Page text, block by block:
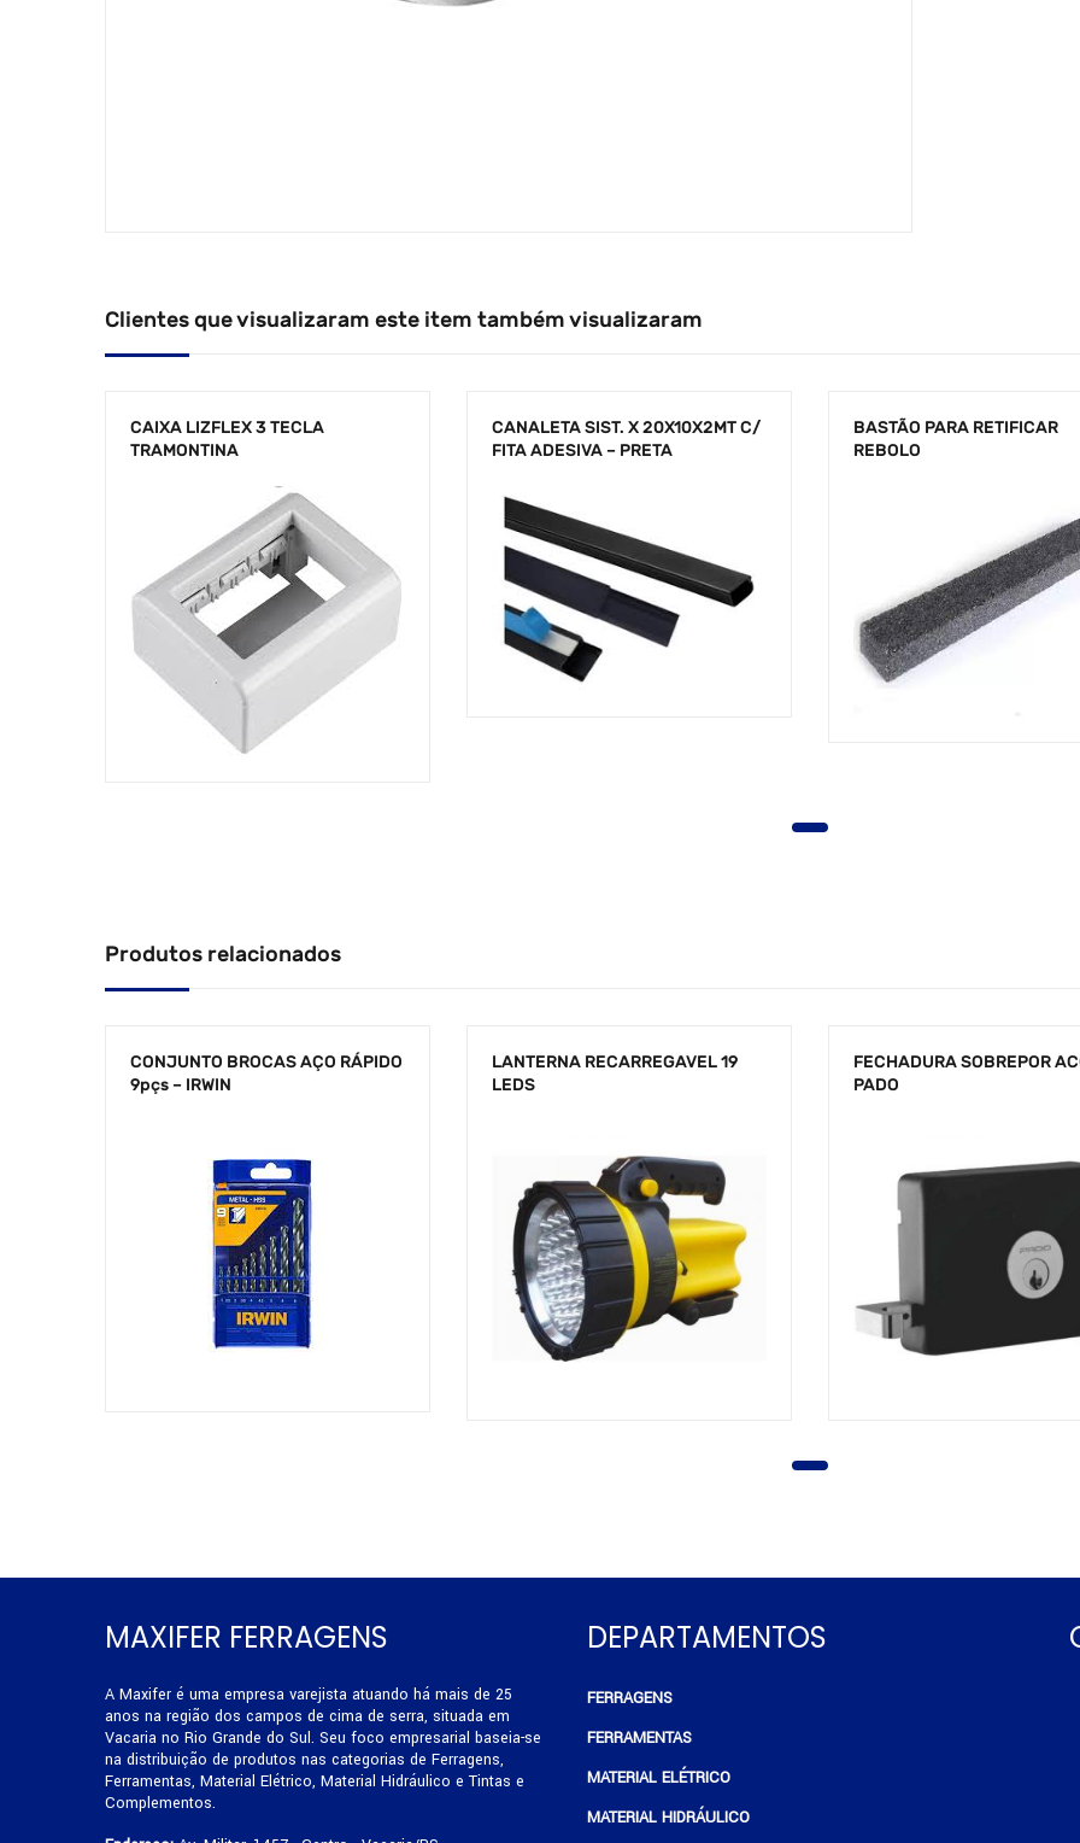
Clientes que visualizaram este item também visualizaram
CAIXA LIZFLEX 3 TECLA
TRAMONTINA
CANALETA SIST. X 20X10X2MT C/
FITA ADESIVA – PRETA
BASTÃO PARA RETIFICAR
REBOLO
Produtos relacionados
CONJUNTO BROCAS AÇO RÁPIDO
9pçs – IRWIN
LANTERNA RECARREGAVEL 19
LEDS
FECHADURA SOBREPOR
PADO
MAXIFER FERRAGENS
A Maxifer é uma empresa varejista atuando há mais de 25
anos na região dos campos de cima de serra, situada em
Vacaria no Rio Grande do Sul. Seu foco empresarial baseia-se
na distribuição de produtos nas categorias de Ferragens,
Ferramentas, Material Elétrico, Material Hidráulico e Tintas e
Complementos.
DEPARTAMENTOS
FERRAGENS
FERRAMENTAS
MATERIAL ELÉTRICO
MATERIAL HIDRÁULICO